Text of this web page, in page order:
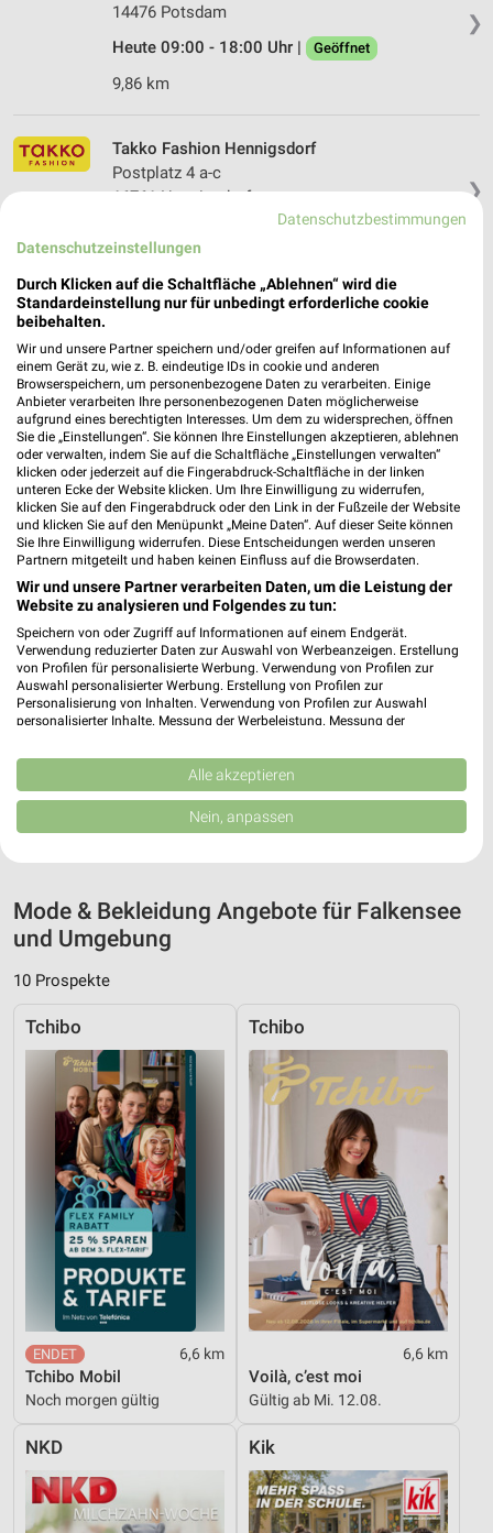
❯
14476 Potsdam
Heute 09:00 - 18:00 Uhr |
Geöffnet
9,86 km
❯
Takko Fashion Hennigsdorf
Postplatz 4 a-c
16761 Hennigsdorf
Adresse, Öffnungszeiten und Entfernung für
die Takko Fashion Filiale in Falkensee
Takko Fashion Filiale in Falkensee. Den schnellsten Weg zu
Deiner Lieblingsfiliale kannst Du über die Routen-Funktion
finden. Wenn Du auf der Suche nach aktuellen Schnäppchen von
Takko bist, dann schau doch mal in die aktuellen Prospekte und
Mode & Bekleidung Angebote für Falkensee
und Umgebung
10 Prospekte
Tchibo
6,6 km
Tchibo Mobil
Noch morgen gültig
Tchibo
6,6 km
Voilà, c’est moi
Gültig ab Mi. 12.08.
NKD Kik
Datenschutzbestimmungen
Datenschutzeinstellungen
Durch Klicken auf die Schaltfläche „Ablehnen“ wird die
Standardeinstellung nur für unbedingt erforderliche cookie
beibehalten.
Wir und unsere Partner speichern und/oder greifen auf Informationen auf
einem Gerät zu, wie z. B. eindeutige IDs in cookie und anderen
Browserspeichern, um personenbezogene Daten zu verarbeiten. Einige
Anbieter verarbeiten Ihre personenbezogenen Daten möglicherweise
aufgrund eines berechtigten Interesses. Um dem zu widersprechen, öffnen
Sie die „Einstellungen“. Sie können Ihre Einstellungen akzeptieren, ablehnen
oder verwalten, indem Sie auf die Schaltfläche „Einstellungen verwalten“
klicken oder jederzeit auf die Fingerabdruck-Schaltfläche in der linken
unteren Ecke der Website klicken. Um Ihre Einwilligung zu widerrufen,
klicken Sie auf den Fingerabdruck oder den Link in der Fußzeile der Website
und klicken Sie auf den Menüpunkt „Meine Daten“. Auf dieser Seite können
Sie Ihre Einwilligung widerrufen. Diese Entscheidungen werden unseren
Partnern mitgeteilt und haben keinen Einfluss auf die Browserdaten.
Wir und unsere Partner verarbeiten Daten, um die Leistung der
Website zu analysieren und Folgendes zu tun:
Speichern von oder Zugriff auf Informationen auf einem Endgerät.
Verwendung reduzierter Daten zur Auswahl von Werbeanzeigen. Erstellung
von Profilen für personalisierte Werbung. Verwendung von Profilen zur
Auswahl personalisierter Werbung. Erstellung von Profilen zur
Personalisierung von Inhalten. Verwendung von Profilen zur Auswahl
personalisierter Inhalte. Messung der Werbeleistung. Messung der
Kombinationen von Daten aus verschiedenen Quellen. Entwicklung und
Verbesserung der Angebote. Verwendung reduzierter Daten zur Auswahl
von Inhalten.
Daten können außerhalb der Europäischen Union weitergegeben und in die
USA gesendet werden.
Website/App.
Wir nutzen Ihre Daten für folgende Zwecke:
IAB-Verarbeitungszwecke:
Speichern von oder Zugriff auf Informationen
Verwendung reduzierter Daten zur Auswahl von
Werbeanzeigen
Erstellung von Profilen für personalisierte
Werbung
Verwendung von Profilen zur Auswahl
personalisierter Werbung
Erstellung von Profilen zur Personalisierung
von Inhalten
Verwendung von Profilen zur Auswahl
personalisierter Inhalte
Messung der Werbeleistung
Messung der Performance von Inhalten
Analyse von Zielgruppen durch Statistiken oder
Kombinationen von Daten aus verschiedenen
Quellen
Alle akzeptieren
Nein, anpassen